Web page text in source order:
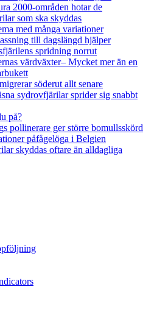
2000-områden hotar de
som ska skyddas
med många variationer
till dagslängd hjälper
spridning norrut
värdväxter– Mycket mer än en
söderut allt senare
sydrovfjärilar sprider sig snabbt
på?
pollinerare ger större bomullsskörd
påfågelöga i Belgien
skyddas oftare än alldagliga